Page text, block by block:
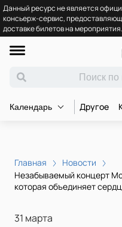
Данный ресурс не является
консьерж-сервис,
доставке билетов на мероприятия.
Календарь Другое
Главная
Новости
Незабываемый концерт
которая объединяет
31 марта